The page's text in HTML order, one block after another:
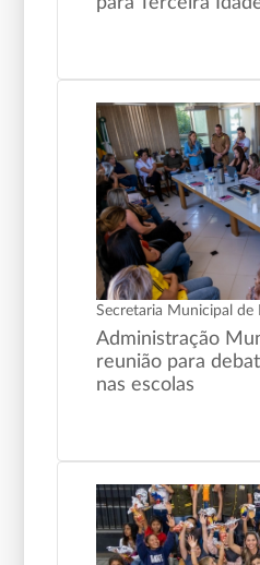
Secretaria Municipal de
Administração
reunião para
nas escolas